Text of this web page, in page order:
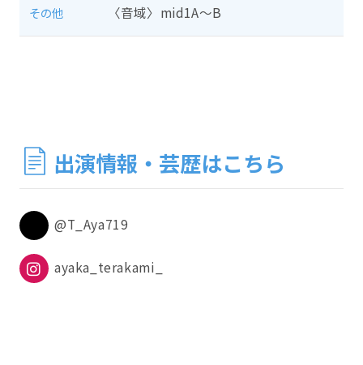
その他 〈音域〉mid1A～B
出演情報・芸歴はこちら
@T_Aya719
ayaka_terakami_